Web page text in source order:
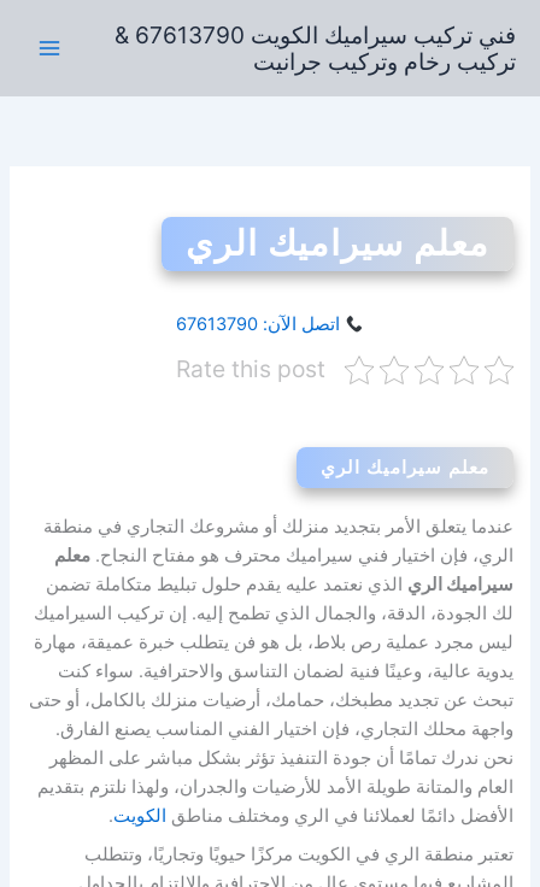
المحتوى
فني تركيب سيراميك الكويت 67613790 &
تركيب رخام وتركيب جرانيت
معلم سيراميك الري
اتصل الآن: 67613790
Rate this post
معلم سيراميك الري
عندما يتعلق الأمر بتجديد منزلك أو مشروعك التجاري في منطقة
الري، فإن اختيار فني سيراميك محترف هو مفتاح النجاح.معلم
سيراميك الري الذي نعتمد عليه يقدم حلول تبليط متكاملة تضمن
لك الجودة، الدقة، والجمال الذي تطمح إليه. إن تركيب السيراميك
ليس مجرد عملية رص بلاط، بل هو فن يتطلب خبرة عميقة، مهارة
يدوية عالية، وعينًا فنية لضمان التناسق والاحترافية. سواء كنت
تبحث عن تجديد مطبخك، حمامك، أرضيات منزلك بالكامل، أو حتى
واجهة محلك التجاري، فإن اختيار الفني المناسب يصنع الفارق.
نحن ندرك تمامًا أن جودة التنفيذ تؤثر بشكل مباشر على المظهر
العام والمتانة طويلة الأمد للأرضيات والجدران، ولهذا نلتزم بتقديم
الأفضل دائمًا لعملائنا في الري ومختلف مناطق الكويت.
تعتبر منطقة الري في الكويت مركزًا حيويًا وتجاريًا، وتتطلب